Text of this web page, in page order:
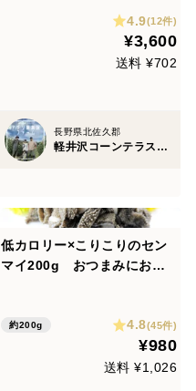
ています。 美味しい食べ方
を同梱してします☆【夏ギフ
4.9(12件)
¥3,600
送料 ¥702
長野県北佐久郡
軽井沢コーンテラス｜アグリ軽井沢
低カロリー×こりこりのセン
マイ200g おつまみにおす
約200g 4.8(45件)
¥980
送料 ¥1,026